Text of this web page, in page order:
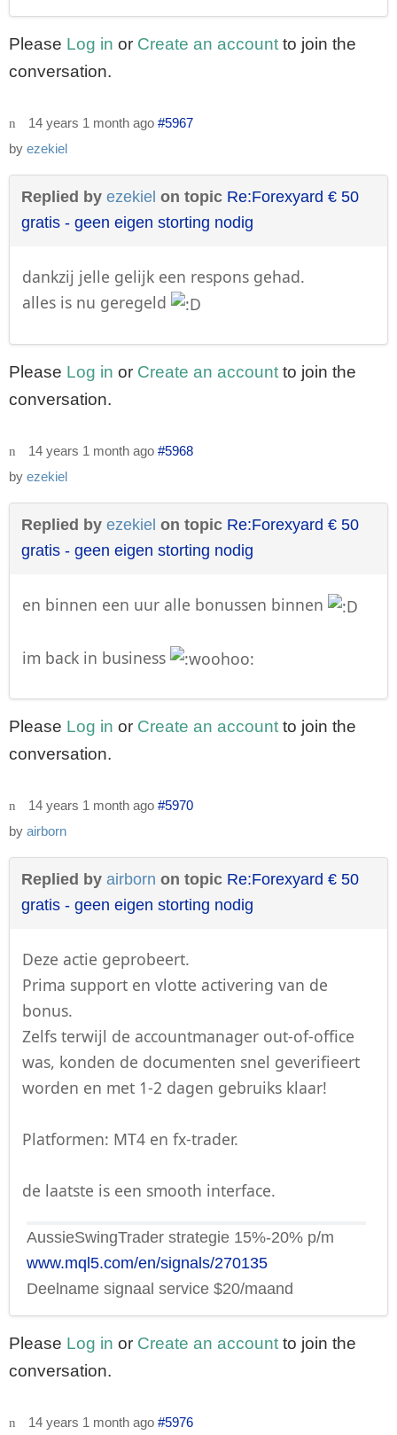
Please Log in or Create an account to join the
conversation.
14 years 1 month ago #5967
by ezekiel
Replied by ezekiel on topic Re:Forexyard € 50
gratis - geen eigen storting nodig
dankzij jelle gelijk een respons gehad.
alles is nu geregeld
Please Log in or Create an account to join the
conversation.
14 years 1 month ago #5968
by ezekiel
Replied by ezekiel on topic Re:Forexyard € 50
gratis - geen eigen storting nodig
en binnen een uur alle bonussen binnen
im back in business
Please Log in or Create an account to join the
conversation.
14 years 1 month ago #5970
by airborn
Replied by airborn on topic Re:Forexyard € 50
gratis - geen eigen storting nodig
Deze actie geprobeert.
Prima support en vlotte activering van de
bonus.
Zelfs terwijl de accountmanager out-of-office
was, konden de documenten snel geverifieert
worden en met 1-2 dagen gebruiks klaar!
Platformen: MT4 en fx-trader.
de laatste is een smooth interface.
AussieSwingTrader strategie 15%-20% p/m
www.mql5.com/en/signals/270135
Deelname signaal service $20/maand
Please Log in or Create an account to join the
conversation.
14 years 1 month ago #5976